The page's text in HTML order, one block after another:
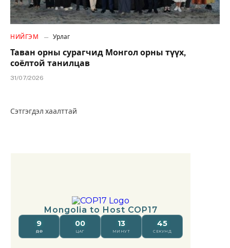
НИЙГЭМ Урлаг
Таван орны сурагчид Монгол орны түүх,
соёлтой танилцав
31/07/2026
Сэтгэгдэл хаалттай